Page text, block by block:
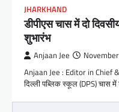
JHARKHAND
डीपीएस चास में दो
शुभारंभ
Anjaan Jee
Anjaan Jee : Editor in Chief
दिल्ली पब्लिक स्कूल (DPS) चास